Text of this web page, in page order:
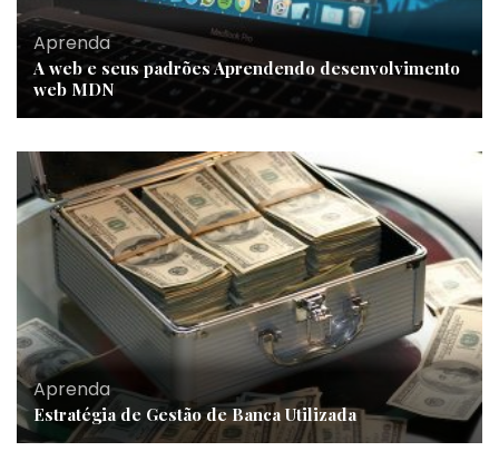
Aprenda
A web e seus padrões Aprendendo desenvolvimento
web MDN
Aprenda
Estratégia de Gestão de Banca Utilizada